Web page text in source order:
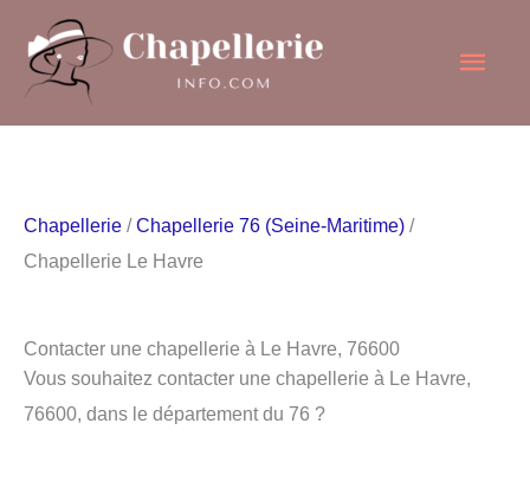
contenu
Chapellerie /Chapellerie 76 (Seine-Maritime) /
Chapellerie Le Havre
Contacter une chapellerie à Le Havre, 76600
Vous souhaitez contacter une chapellerie à Le Havre,
76600, dans le département du 76 ?